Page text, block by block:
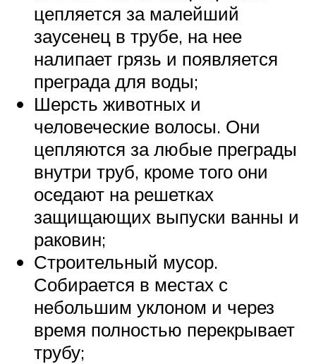
цепляется за малейший
заусенец в трубе, на нее
налипает грязь и появляется
преграда для воды;
Шерсть животных и
человеческие волосы. Они
цепляются за любые преграды
внутри труб, кроме того они
оседают на решетках
защищающих выпуски ванны и
раковин;
Строительный мусор.
Собирается в местах с
небольшим уклоном и через
время полностью перекрывает
трубу;